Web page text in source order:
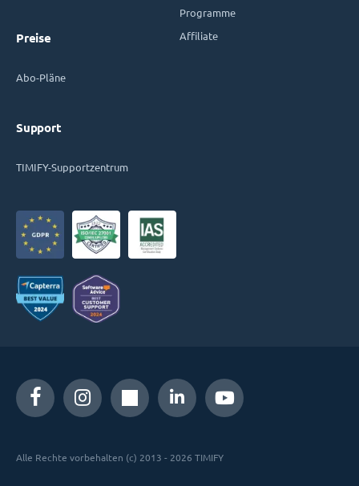
Preise
Abo-Pläne
Support
TIMIFY-Supportzentrum
Programme
Affiliate
Alle Rechte vorbehalten (c) 2013 - 2026 TIMIFY